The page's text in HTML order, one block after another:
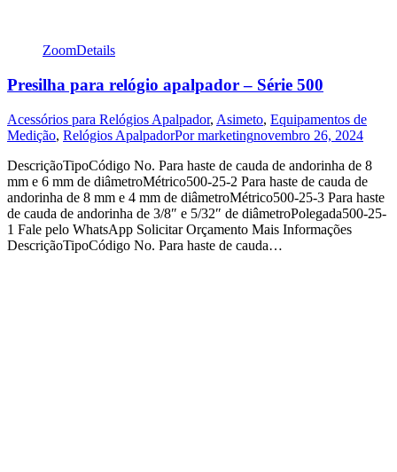
ZoomDetails
Presilha para relógio apalpador – Série 500
Acessórios para Relógios Apalpador, Asimeto, Equipamentos de
Medição, Relógios ApalpadorPormarketingnovembro 26, 2024
DescriçãoTipoCódigo No. Para haste de cauda de andorinha de 8
mm e 6 mm de diâmetroMétrico500-25-2 Para haste de cauda de
andorinha de 8 mm e 4 mm de diâmetroMétrico500-25-3 Para haste
de cauda de andorinha de 3/8″ e 5/32″ de diâmetroPolegada500-25-
1 Fale pelo WhatsApp Solicitar Orçamento Mais Informações
DescriçãoTipoCódigo No. Para haste de cauda…